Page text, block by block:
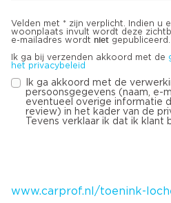
Velden met * zijn verplicht. Indien u
woonplaats invult wordt deze
e-mailadres wordt niet gepubliceerd.
Ik ga bij verzenden akkoord met de
het privacybeleid
Ik ga akkoord met de
persoonsgegevens (naam, e-
eventueel overige informatie
review) in het kader van de
Tevens verklaar ik dat ik
www.carprof.nl/toenink-